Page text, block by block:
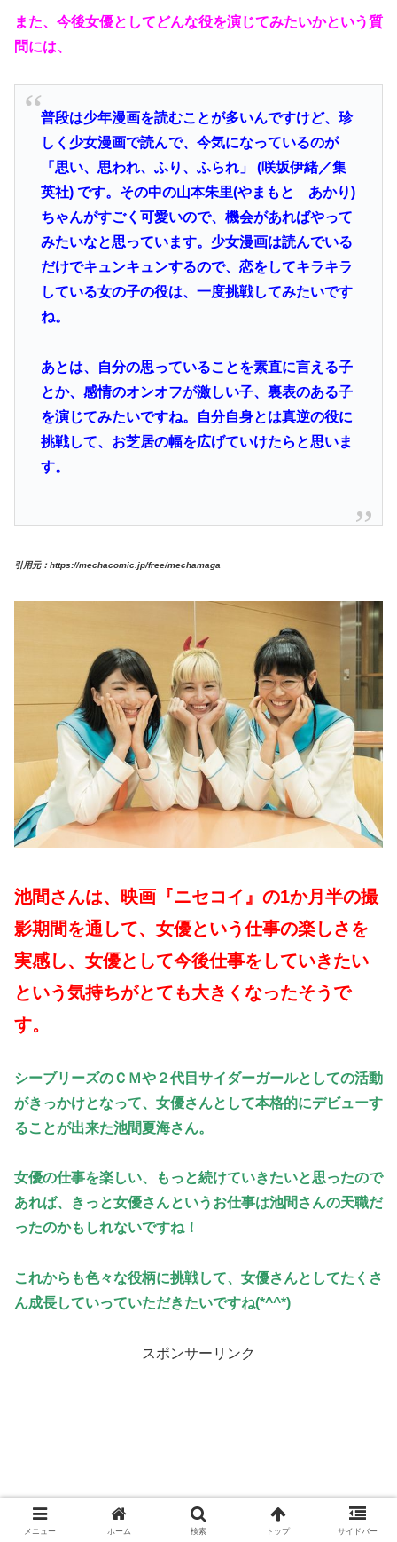
また、今後女優としてどんな役を演じてみたいかという質
問には、
普段は少年漫画を読むことが多いんですけど、珍
しく少女漫画で読んで、今気になっているのが
「思い、思われ、ふり、ふられ」 (咲坂伊緒／集
英社) です。その中の山本朱里(やまもと あかり)
ちゃんがすごく可愛いので、機会があればやって
みたいなと思っています。少女漫画は読んでいる
だけでキュンキュンするので、恋をしてキラキラ
している女の子の役は、一度挑戦してみたいです
ね。
あとは、自分の思っていることを素直に言える子
とか、感情のオンオフが激しい子、裏表のある子
を演じてみたいですね。自分自身とは真逆の役に
挑戦して、お芝居の幅を広げていけたらと思いま
す。
引用元：https://mechacomic.jp/free/mechamaga
池間さんは、映画『ニセコイ』の1か月半の撮
影期間を通して、女優という仕事の楽しさを
実感し、女優として今後仕事をしていきたい
という気持ちがとても大きくなったそうで
す。
シーブリーズのＣＭや２代目サイダーガールとしての活動
がきっかけとなって、女優さんとして本格的にデビューす
ることが出来た池間夏海さん。
女優の仕事を楽しい、もっと続けていきたいと思ったので
あれば、きっと女優さんというお仕事は池間さんの天職だ
ったのかもしれないですね！
これからも色々な役柄に挑戦して、女優さんとしてたくさ
ん成長していっていただきたいですね(*^^*)
スポンサーリンク
メニュー ホーム 検索 トップ サイドバー